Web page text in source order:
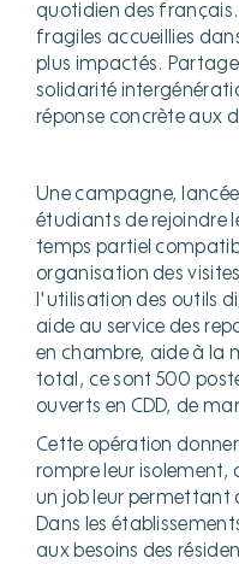
quotidien des français.
fragiles accueillies
plus impactés.
solidarité
réponse concrète aux
Une campagne,
étudiants de rejoindre
temps partiel
organisation des
l'utilisation des outils
aide au service des
en chambre, aide à la
total, ce sont 500
ouverts en CDD, de
Cette opération
rompre leur isolement,
un job leur permettant
Dans les
aux besoins des